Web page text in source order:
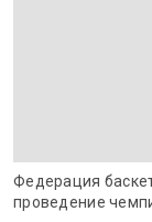
Федерация
проведение